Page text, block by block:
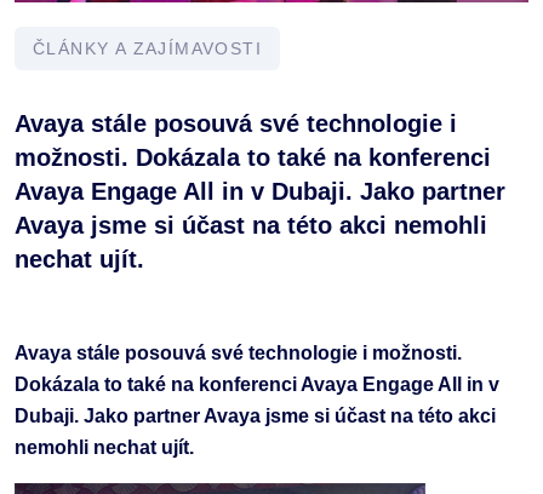
ČLÁNKY A ZAJÍMAVOSTI
Avaya stále posouvá své technologie i
možnosti. Dokázala to také na konferenci
Avaya Engage All in v Dubaji. Jako partner
Avaya jsme si účast na této akci nemohli
nechat ujít.
Avaya stále posouvá své technologie i možnosti.
Dokázala to také na konferenci Avaya Engage All in v
Dubaji. Jako partner Avaya jsme si účast na této akci
nemohli nechat ujít.